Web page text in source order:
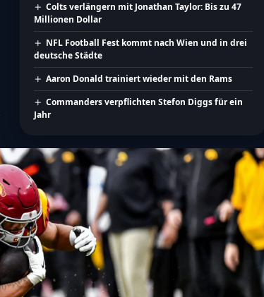
Colts verlängern mit Jonathan Taylor: Bis zu 47
Millionen Dollar
NFL Football Fest kommt nach Wien und in drei
deutsche Städte
Aaron Donald trainiert wieder mit den Rams
Commanders verpflichten Stefon Diggs für ein
Jahr